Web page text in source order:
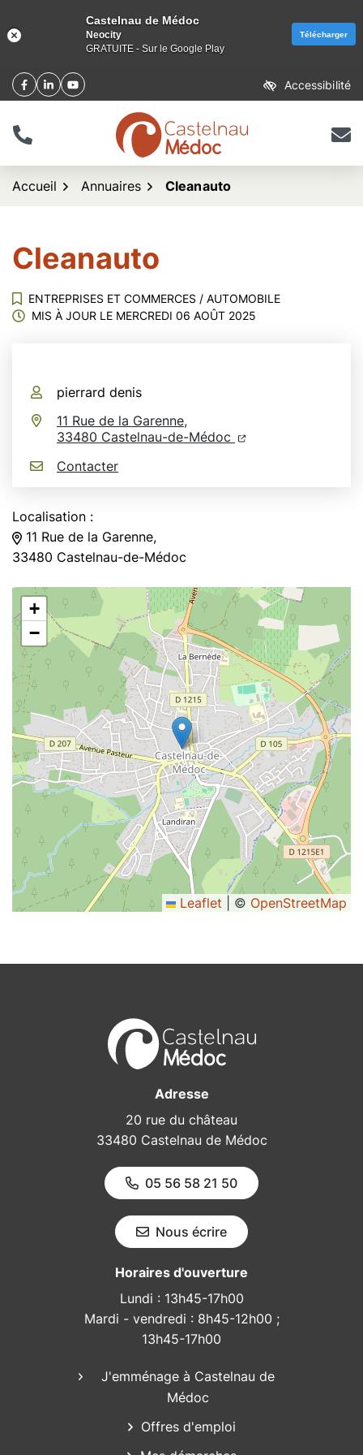
Aller
au
Facebook
(ouverture dans un nouvel onglet)
Linkedin
(ouverture dans un nouvel onglet)
YouTube
(ouverture dans un nouvel onglet) Accessibilité
Tél. logo Castelnau de
Accueil Annuaires Cleanauto
Cleanauto
ENTREPRISES ET COMMERCES / AUTOMOBILE
MIS À JOUR LE MERCREDI 06 AOÛT 2025
pierrard denis
11 Rue de la Garenne,
33480 Castelnau-de-Médoc (ouverture dans un
(ouverture dans
Contacter
Localisation :
11 Rue de la Garenne,
33480 Castelnau-de-Médoc
+
−
Leaflet © OpenStreetMap
Adresse
20 rue du château
33480 Castelnau de Médoc
05 56 58 21 50
Nous écrire
Horaires d'ouverture
Lundi : 13h45-17h00
Mardi - vendredi : 8h45-12h00 ;
13h45-17h00
J'emménage à Castelnau de
Médoc
Offres d'emploi
Castelnau de Médoc
Neocity
GRATUITE - Sur le Google Play
Télécharger